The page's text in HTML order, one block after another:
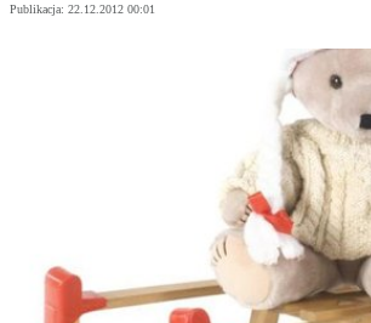
Publikacja: 22.12.2012 00:01